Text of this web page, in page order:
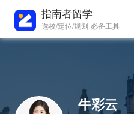
指南者留学
选校/定位/规划 必备工具
牛彩云